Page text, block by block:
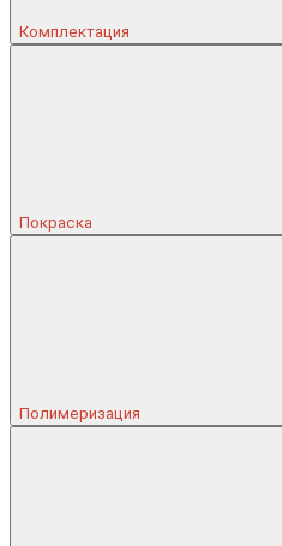
Комплектация
Покраска
Полимеризация